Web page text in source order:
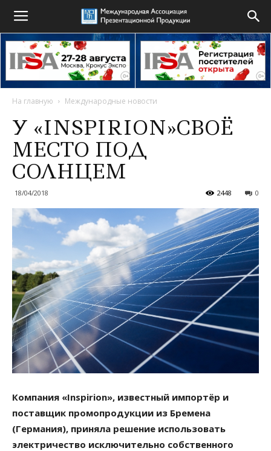
На главную Международные новости
У «INSPIRION»СВОЁ
МЕСТО ПОД
СОЛНЦЕМ
18/04/2018 0
2448
Компания «Inspirion», известный импортёр и
поставщик промопродукции из Бремена
(Германия), приняла решение использовать
электричество исключительно собственного